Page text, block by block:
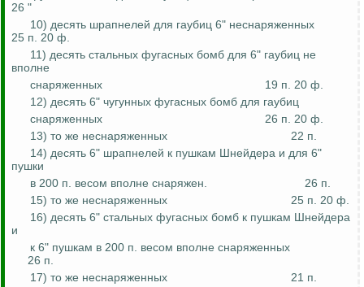
26 "
10) десять шрапнелей для гаубиц 6" неснаряженных
25 п. 20 ф.
11) десять стальных фугасных бомб для 6" гаубиц не
вполне
снаряженных
19 п. 20 ф.
12) десять 6" чугунных фугасных бомб для гаубиц
снаряженных
26 п. 20 ф.
13) то же неснаряженных
22 п.
14) десять 6" шрапнелей к пушкам Шнейдера и для 6"
пушки
в 200 п. весом вполне снаряжен.
26 п.
15) то же неснаряженных
25 п. 20 ф.
16) десять 6" стальных фугасных бомб к пушкам Шнейдера
и
к 6" пушкам в 200 п. весом вполне снаряженных
26 п.
17) то же неснаряженных
21 п.